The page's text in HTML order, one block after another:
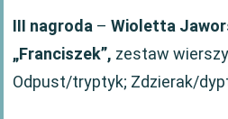
III nagroda –Wioletta
„Franciszek”, zestaw
Odpust/tryptyk; Zdzierak/